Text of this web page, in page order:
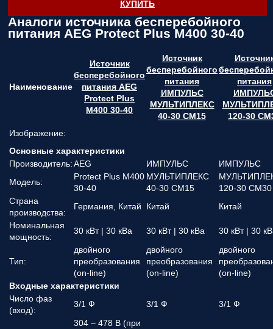
КУПИТЬ
Аналоги источника бесперебойного
питания AEG Protect Plus M400 30-40
Наименование
Источник
бесперебойного
питания AEG
Protect Plus
M400 30-40
Источник
бесперебойного
питания
ИМПУЛЬС
МУЛЬТИПЛЕКС
40-30 СМ15
питания
120-30
Изображение:
Основные характеристики
Производитель:AEG ИМПУЛЬС
ИМПУЛЬС
Модель:
Protect Plus M400
30-40
МУЛЬТИПЛЕКС
40-30 СМ15
120-30 СМ30
Страна
производства:
Германия, Китай Китай
Китай
Номинальная
мощность:
30 кВт | 30 кВа 30 кВт | 30 кВа 30 кВт | 30
Тип:
двойного
преобразования
(on-line)
двойного
преобразования
(on-line)
двойного
(on-line)
Входные характеристики
Число фаз
(вход):
3/1 Ф 3/1 Ф 3/1 Ф
304 – 478 В (при